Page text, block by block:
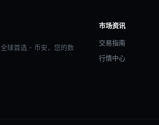
球首选 - 币安，您的数
市场资讯
交易指南
行情中心